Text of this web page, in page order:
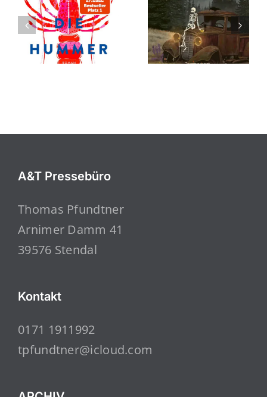
A&T Pressebüro
Thomas Pfundtner
Arnimer Damm 41
39576 Stendal
Kontakt
0171 1911992
tpfundtner@icloud.com